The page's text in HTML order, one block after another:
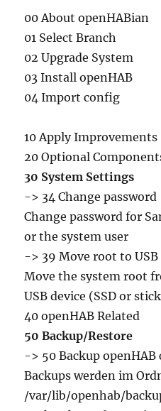
00 About openHABian
01 Select Branch
02 Upgrade System
03 Install openHAB
04 Import config
10 Apply Improvements
20 Optional
30 System Settings
-> 34 Change password
Change password for
or the system user
-> 39 Move root to USB
Move the system root
USB device (SSD or
40 openHAB Related
50 Backup/Restore
-> 50 Backup openHAB
Backups werden im
/var/lib/openhab/